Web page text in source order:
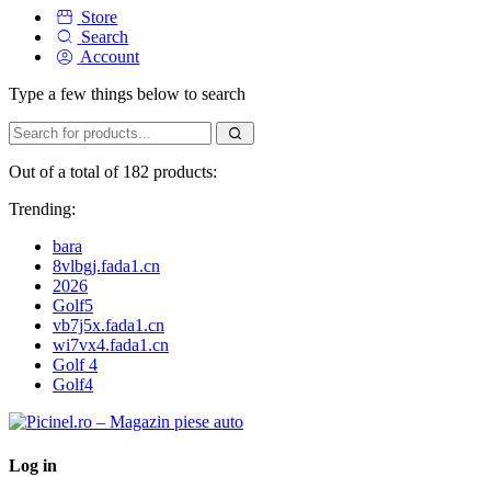
Store
Search
Account
Type a few things below to search
Out of a total of 182 products:
Trending:
bara
8vlbgj.fada1.cn
2026
Golf5
vb7j5x.fada1.cn
wi7vx4.fada1.cn
Golf 4
Golf4
Log in